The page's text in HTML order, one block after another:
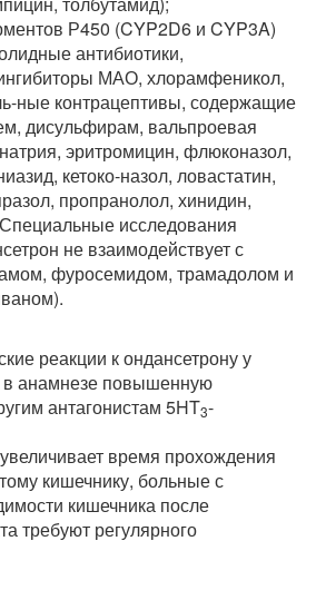
Р450 (CYP2D6 и CYP3A)
антибиотики,
МАО, хлорамфеникол,
ные контрацептивы, содержащие
дисульфирам, вальпроевая
эритромицин, флюконазол,
кетоко-назол, ловастатин,
пропранолол, хинидин,
исследования
не взаимодействует с
фуросемидом, трамадолом и
реакции к ондансетрону у
анамнезе повышенную
антагонистам 5HT3-
время прохождения
кишечнику, больные с
кишечника после
требуют регулярного